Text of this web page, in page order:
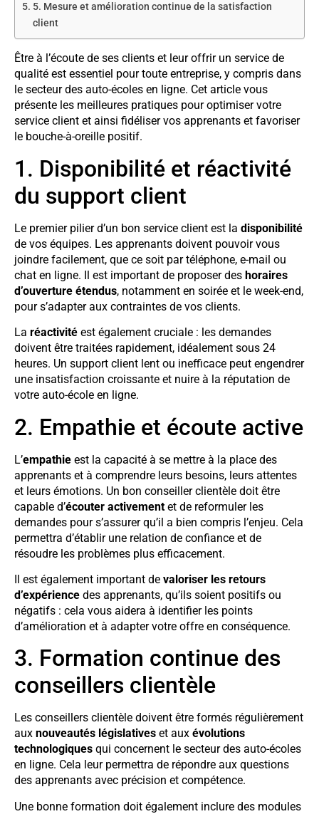
5. Mesure et amélioration continue de la satisfaction
client
Être à l’écoute de ses clients et leur offrir un service de
qualité est essentiel pour toute entreprise, y compris dans
le secteur des auto-écoles en ligne. Cet article vous
présente les meilleures pratiques pour optimiser votre
service client et ainsi fidéliser vos apprenants et favoriser
le bouche-à-oreille positif.
1. Disponibilité et réactivité
du support client
Le premier pilier d’un bon service client est la disponibilité
de vos équipes. Les apprenants doivent pouvoir vous
joindre facilement, que ce soit par téléphone, e-mail ou
chat en ligne. Il est important de proposer des horaires
d’ouverture étendus, notamment en soirée et le week-end,
pour s’adapter aux contraintes de vos clients.
La réactivité est également cruciale : les demandes
doivent être traitées rapidement, idéalement sous 24
heures. Un support client lent ou inefficace peut engendrer
une insatisfaction croissante et nuire à la réputation de
votre auto-école en ligne.
2. Empathie et écoute active
L’empathie est la capacité à se mettre à la place des
apprenants et à comprendre leurs besoins, leurs attentes
et leurs émotions. Un bon conseiller clientèle doit être
capable d’écouter activement et de reformuler les
demandes pour s’assurer qu’il a bien compris l’enjeu. Cela
permettra d’établir une relation de confiance et de
résoudre les problèmes plus efficacement.
Il est également important de valoriser les retours
d’expérience des apprenants, qu’ils soient positifs ou
négatifs : cela vous aidera à identifier les points
d’amélioration et à adapter votre offre en conséquence.
3. Formation continue des
conseillers clientèle
Les conseillers clientèle doivent être formés régulièrement
aux nouveautés législatives et aux évolutions
technologiques qui concernent le secteur des auto-écoles
en ligne. Cela leur permettra de répondre aux questions
des apprenants avec précision et compétence.
Une bonne formation doit également inclure des modules